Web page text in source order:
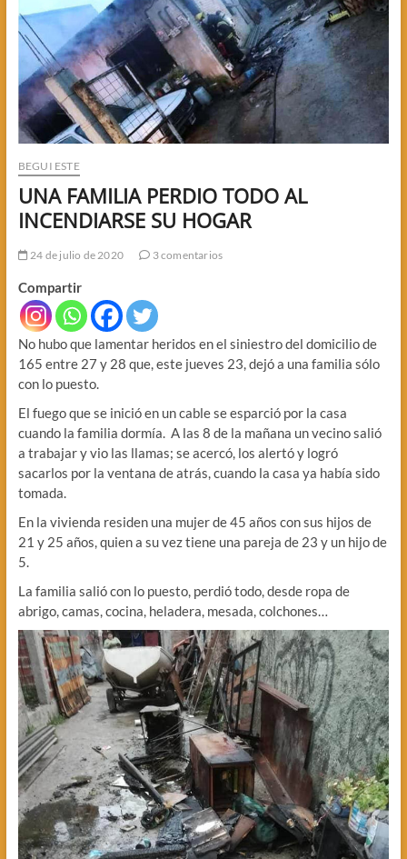
BEGUI ESTE
UNA FAMILIA PERDIO TODO AL
INCENDIARSE SU HOGAR
24 de julio de 2020 3 comentarios
Compartir
No hubo que lamentar heridos en el siniestro del domicilio de
165 entre 27 y 28 que, este jueves 23, dejó a una familia sólo
con lo puesto.
El fuego que se inició en un cable se esparció por la casa
cuando la familia dormía. A las 8 de la mañana un vecino salió
a trabajar y vio las llamas; se acercó, los alertó y logró
sacarlos por la ventana de atrás, cuando la casa ya había sido
tomada.
En la vivienda residen una mujer de 45 años con sus hijos de
21 y 25 años, quien a su vez tiene una pareja de 23 y un hijo de
5.
La familia salió con lo puesto, perdió todo, desde ropa de
abrigo, camas, cocina, heladera, mesada, colchones…